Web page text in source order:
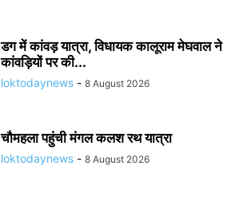
डग में कांवड़ यात्रा, विधायक कालूराम मेघवाल ने
कांवड़ियों पर की...
loktodaynews - 8 August 2026
चौमहला पहुंची मंगल कलश रथ यात्रा
loktodaynews - 8 August 2026